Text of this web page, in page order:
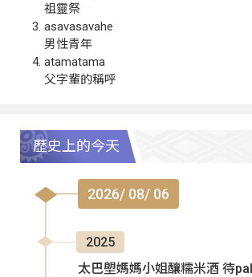
祖靈祭
asavasavahe
男性青年
atamatama
父字輩的稱呼
歷史上的今天
2026/ 08/ 06
2025
太巴塱媽媽小姐釀糯米酒 待